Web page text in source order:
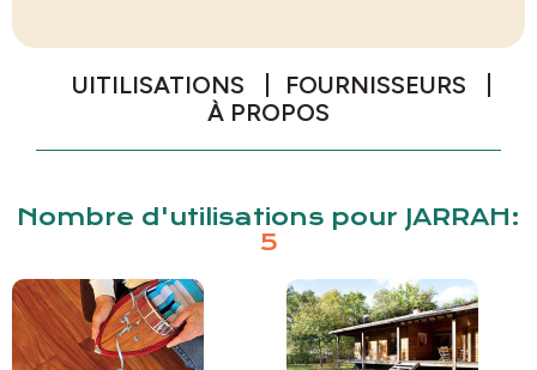
UITILISATIONS
FOURNISSEURS
À PROPOS
Nombre d'utilisations pour JARRAH:
5